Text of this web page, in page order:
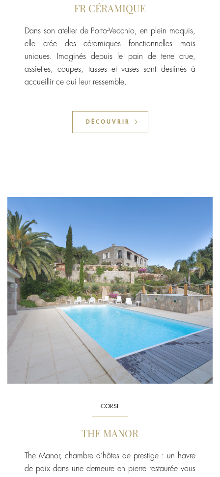
FR CÉRAMIQUE
Dans son atelier de Porto-Vecchio, en plein maquis,
elle crée des céramiques fonctionnelles mais
uniques. Imaginés depuis le pain de terre crue,
assiettes, coupes, tasses et vases sont destinés à
accueillir ce qui leur ressemble.
DÉCOUVRIR
CORSE
THE MANOR
The Manor, chambre d’hôtes de prestige : un havre
de paix dans une demeure en pierre restaurée vous